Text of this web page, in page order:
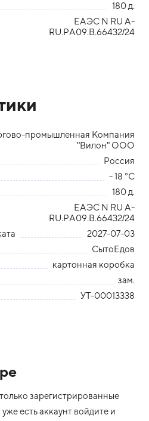
180 д.
ЕАЭС N RU A-
RU.PA09.B.66432/24
промышленная Компания
"Вилон" ООО
Россия
- 18 °С
180 д.
ЕАЭС N RU A-
RU.PA09.B.66432/24
2027-07-03
СытоЕдов
картонная коробка
зам.
УТ-00013338
зарегистрированные
есть аккаунт войдите и